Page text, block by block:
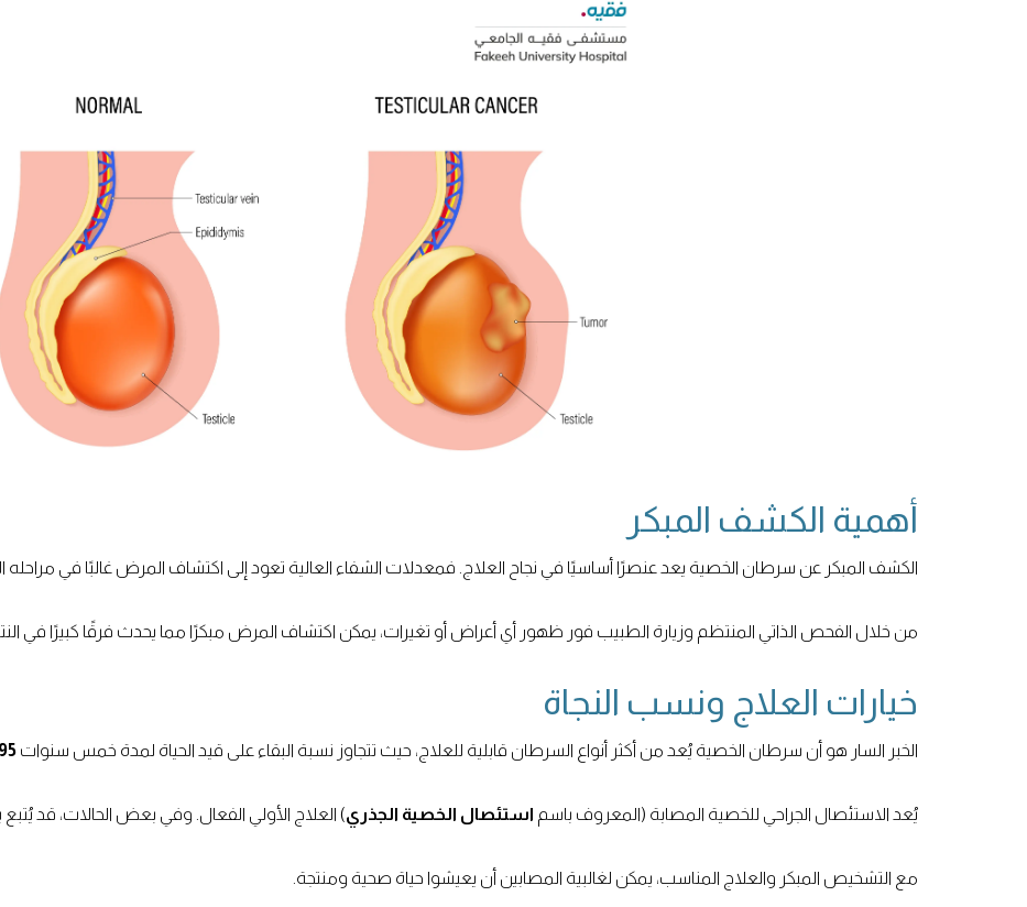
أهمية الكشف المبكر
الكشف المبكر عن سرطان الخصية يعد عنصرًا أساسيًا في نجاح العلاج. فمعدلات الشفاء العالية تعود إلى اكتشاف المرض غالبًا في مراحله
من خلال الفحص الذاتي المنتظم وزيارة الطبيب فور ظهور أي أعراض أو تغيرات، يمكن اكتشاف المرض مبكرًا مما يحدث فرقًا كبيرًا في
خيارات العلاج ونسب النجاة
الخبر السار هو أن سرطان الخصية يُعد من أكثر أنواع السرطان قابلية للعلاج، حيث تتجاوز نسبة البقاء على قيد الحياة لمدة خمس سنوات 95%
يُعد الاستئصال الجراحي للخصية المصابة (المعروف باسم استئصال الخصية الجذري) العلاج الأولي الفعال. وفي بعض الحالات، قد يُتبع
مع التشخيص المبكر والعلاج المناسب، يمكن لغالبية المصابين أن يعيشوا حياة صحية ومنتجة.